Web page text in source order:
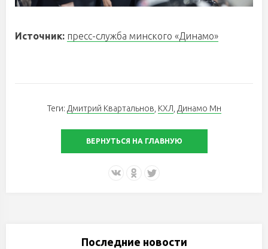
Источник: пресс-служба минского «Динамо»
Теги: Дмитрий Квартальнов, КХЛ, Динамо Мн
ВЕРНУТЬСЯ НА ГЛАВНУЮ
Последние новости